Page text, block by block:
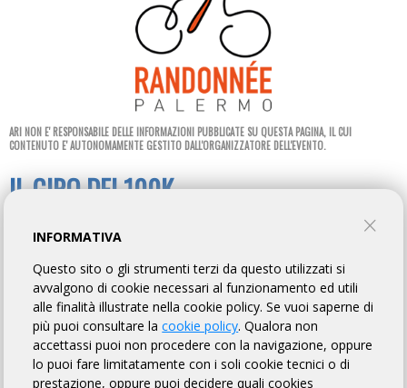
ARI NON E' RESPONSABILE DELLE INFORMAZIONI PUBBLICATE SU QUESTA PAGINA, IL CUI
CONTENUTO E' AUTONOMAMENTE GESTITO DALL'ORGANIZZATORE DELL'EVENTO.
IL GIRO DEI 100K
GS MEDITERRANEO
TORNA AL BREVETTO
REGOLAMENTO
INFORMATIVA
Questo sito o gli strumenti terzi da questo utilizzati si
avvalgono di cookie necessari al funzionamento ed utili
alle finalità illustrate nella cookie policy. Se vuoi saperne di
più puoi consultare lacookie policy. Qualora non
accettassi puoi non procedere con la navigazione, oppure
lo puoi fare limitatamente con i soli cookie tecnici o di
prestazione, oppure puoi decidere quali cookies